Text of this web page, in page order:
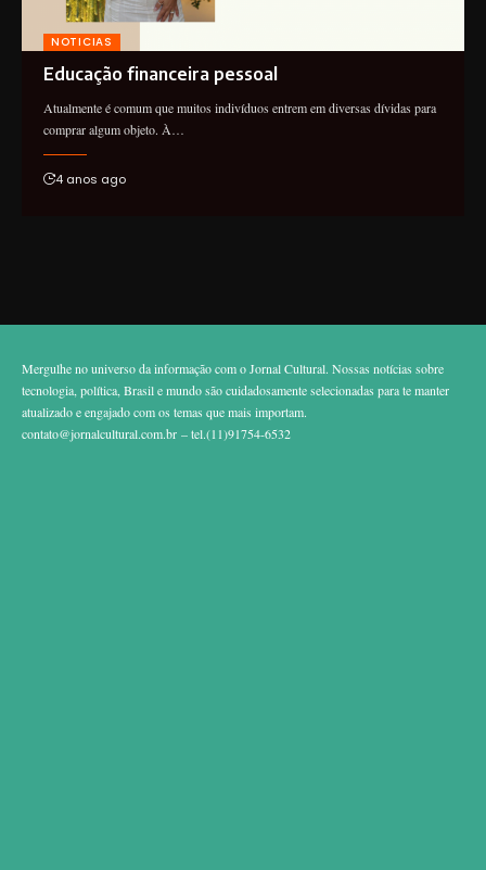
NOTICIAS
Educação financeira pessoal
Atualmente é comum que muitos indivíduos entrem em diversas dívidas para
comprar algum objeto. À…
4 anos ago
Mergulhe no universo da informação com o Jornal Cultural. Nossas notícias sobre
tecnologia, política, Brasil e mundo são cuidadosamente selecionadas para te manter
atualizado e engajado com os temas que mais importam.
contato@jornalcultural.com.br – tel.(11)91754-6532